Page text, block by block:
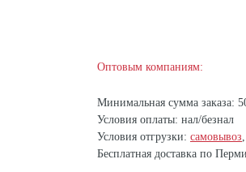
Оптовым компаниям:
Минимальная сумма заказа:
Условия оплаты: нал/безнал
Условия отгрузки: самовывоз,
Бесплатная доставка по Перми